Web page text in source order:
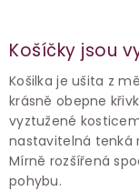
Košíčky jsou
Košilka je ušita z
krásně obepne
vyztužené
nastavitelná tenká
Mírně rozšířená
pohybu.